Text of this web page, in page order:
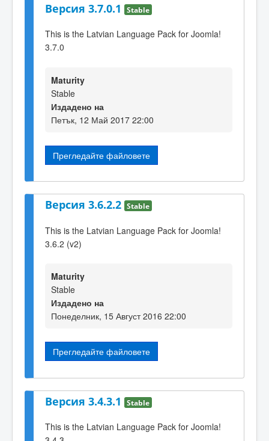
Версия 3.7.0.1 Stable
This is the Latvian Language Pack for Joomla!
3.7.0
Maturity
Stable
Издадено на
Петък, 12 Май 2017 22:00
Прегледайте файловете
Версия 3.6.2.2 Stable
This is the Latvian Language Pack for Joomla!
3.6.2 (v2)
Maturity
Stable
Издадено на
Понеделник, 15 Август 2016 22:00
Прегледайте файловете
Версия 3.4.3.1 Stable
This is the Latvian Language Pack for Joomla!